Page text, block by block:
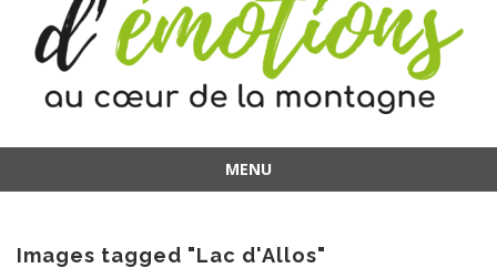
MENU
contenu
Images tagged "Lac d'Allos"